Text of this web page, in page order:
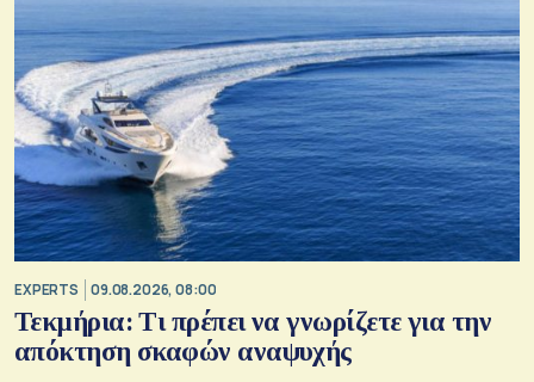
EXPERTS 09.08.2026, 08:00
Τεκμήρια: Τι πρέπει να γνωρίζετε για την
απόκτηση σκαφών αναψυχής